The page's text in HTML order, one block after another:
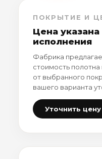
ПОКРЫТИЕ И
Цена
исполнения
Фабрика
стоимость
от выбранного
вашего варианта
Уточнить цену